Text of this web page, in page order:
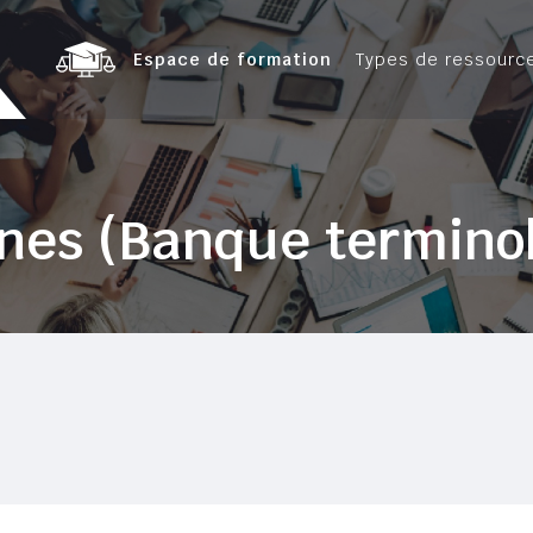
Espace de formation Types de
(Banque